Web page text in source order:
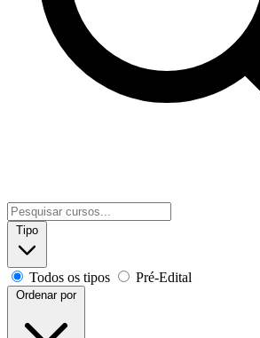
Tipo
Todos os tipos Pré-Edital
Ordenar por